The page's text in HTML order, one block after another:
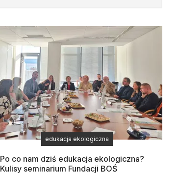
edukacja ekologiczna
Po co nam dziś edukacja ekologiczna?
Kulisy seminarium Fundacji BOŚ